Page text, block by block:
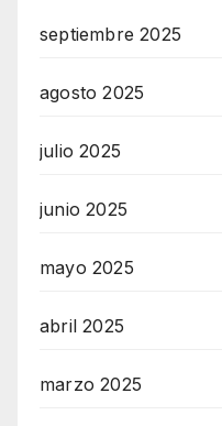
septiembre 2025
agosto 2025
julio 2025
junio 2025
mayo 2025
abril 2025
marzo 2025